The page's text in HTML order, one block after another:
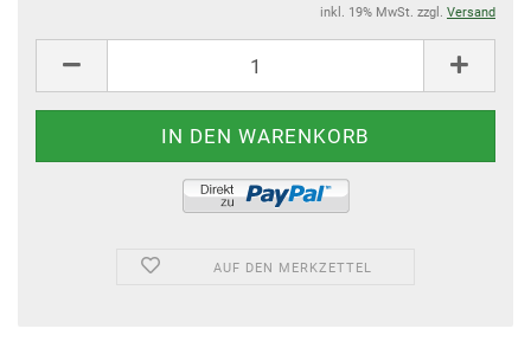
inkl. 19% MwSt. zzgl. Versand
AUF DEN MERKZETTEL